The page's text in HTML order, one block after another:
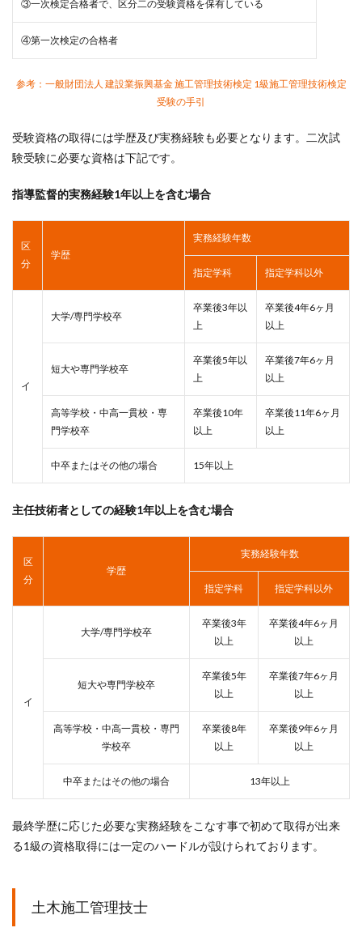
③一次検定合格者で、区分二の受験資格を保有している
④第一次検定の合格者
参考：一般財団法人 建設業振興基金 施工管理技術検定 1級施工管理技術検定
受験の手引
受験資格の取得には学歴及び実務経験も必要となります。二次試
験受験に必要な資格は下記です。
指導監督的実務経験1年以上を含む場合
区
分
学歴
実務経験年数
指定学科 指定学科以外
イ
大学/専門学校卒
卒業後3年以
上
卒業後4年6ヶ月
以上
短大や専門学校卒
卒業後5年以
上
卒業後7年6ヶ月
以上
高等学校・中高一貫校・専
門学校卒
卒業後10年
以上
卒業後11年6ヶ月
以上
中卒またはその他の場合 15年以上
主任技術者としての経験1年以上を含む場合
区
分
学歴
実務経験年数
指定学科 指定学科以外
イ
大学/専門学校卒
卒業後3年
以上
卒業後4年6ヶ月
以上
短大や専門学校卒
卒業後5年
以上
卒業後7年6ヶ月
以上
高等学校・中高一貫校・専門
学校卒
卒業後8年
以上
卒業後9年6ヶ月
以上
中卒またはその他の場合 13年以上
最終学歴に応じた必要な実務経験をこなす事で初めて取得が出来
る1級の資格取得には一定のハードルが設けられております。
土木施工管理技士